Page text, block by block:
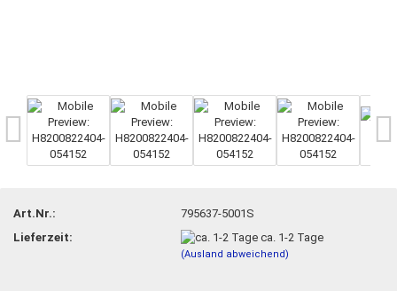
Art.Nr.:
795637-5001S
Lieferzeit:
ca. 1-2 Tage
(Ausland abweichend)